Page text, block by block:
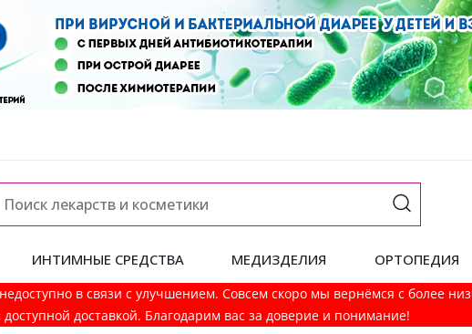
ИНТИМНЫЕ СРЕДСТВА МЕДИЗДЕЛИЯ ОРТОПЕДИЯ
в связи с улучшением. Совсем скоро мы вернёмся с более
доставкой. Благодарим вас за доверие и понимание!